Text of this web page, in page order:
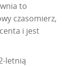
to
czasomierz,
i jest
letnią